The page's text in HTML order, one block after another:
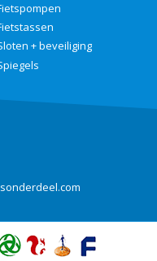
+ beveiliging